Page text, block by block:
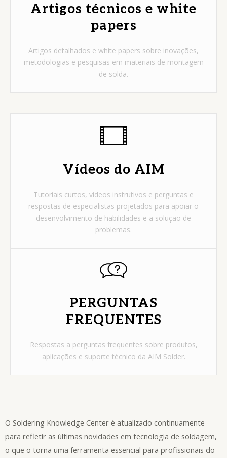
Artigos técnicos e white
papers
Artigos detalhados e white papers sobre inovações,
metodologias e pesquisas em materiais de montagem
de solda.
Vídeos do AIM
Tutoriais curtos, vídeos instrutivos e perguntas e
respostas de especialistas projetados para apoiar o
desenvolvimento de habilidades e a solução de
problemas.
PERGUNTAS
FREQUENTES
Respostas a perguntas frequentes sobre produtos,
aplicações e suporte técnico da AIM Solder.
O Soldering Knowledge Center é atualizado continuamente
para refletir as últimas novidades em tecnologia de soldagem,
o que o torna uma ferramenta essencial para profissionais do